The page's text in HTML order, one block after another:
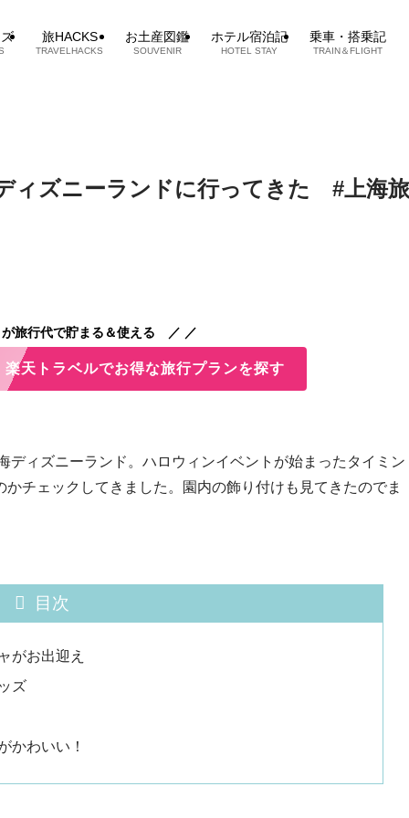
旅HACKS
TRAVELHACKS
お土産図鑑
SOUVENIR
ホテル宿泊記
HOTEL STAY
乗車・搭乗記
TRAIN＆FLIGHT
ィズニーランドに行ってきた #上海旅
旅行代で貯まる＆使える ／ ／
天トラベルでお得な旅行プランを探す
ディズニーランド。ハロウィンイベントが始まったタイミン
チェックしてきました。園内の飾り付けも見てきたのでま
目次
がお出迎え
ズ
かわいい！